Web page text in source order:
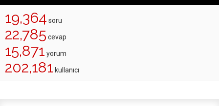
19,364 soru
22,785 cevap
15,871 yorum
202,181 kullanıcı